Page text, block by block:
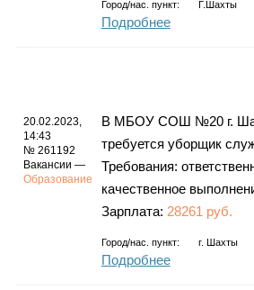
Город/нас. пункт: Г.Шахты
Подробнее
20.02.2023,
14:43
№ 261192
Вакансии —
Образование
В МБОУ СОШ №20 г.
требуется уборщик
Требования:
качественное
Зарплата: 28261 руб.
Город/нас. пункт: г. Шахты
Подробнее